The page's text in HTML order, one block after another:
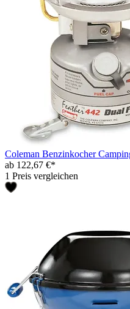
Coleman Benzinkocher
ab 122,67 €*
1 Preis vergleichen